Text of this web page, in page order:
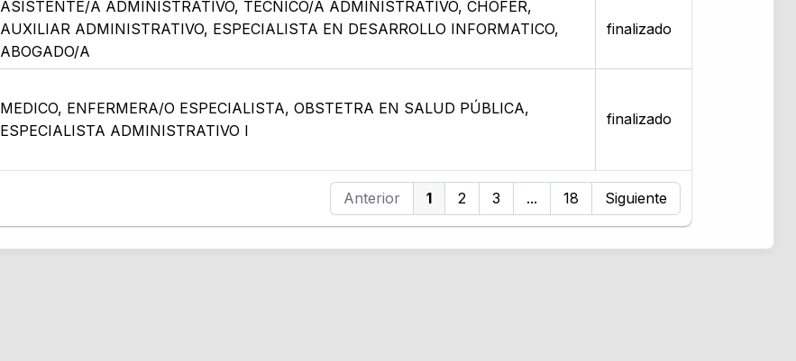
ASISTENTE/A ADMINISTRATIVO, TECNICO/A ADMINISTRATIVO, CHOFER,
AUXILIAR ADMINISTRATIVO, ESPECIALISTA EN DESARROLLO INFORMATICO,
ABOGADO/A
finalizado
MEDICO, ENFERMERA/O ESPECIALISTA, OBSTETRA EN SALUD PÚBLICA,
ESPECIALISTA ADMINISTRATIVO I
finalizado
Anterior 1 2 3 ... 18 Siguiente